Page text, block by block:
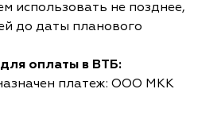
использовать не позднее,
до даты планового
оплаты в ВТБ:
платеж: ООО МКК